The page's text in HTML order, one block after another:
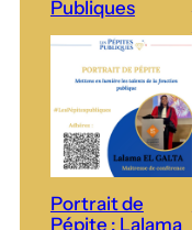
Publiques
Portrait de
Pépite : Lalama